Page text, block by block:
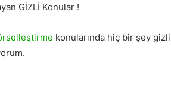
GİZLİ Konular !
konularında hiç bir şey gizli